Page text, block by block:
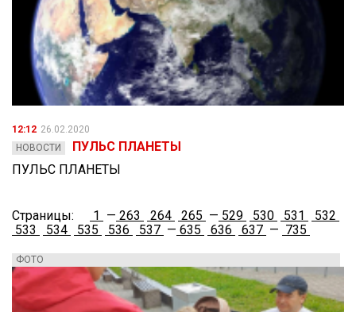
12:12 26.02.2020
НОВОСТИ
ПУЛЬС ПЛАНЕТЫ
ПУЛЬС ПЛАНЕТЫ
Страницы: 1 — 263 264 265 — 529 530 531
532
533
534 535 536 537 — 635 636 637 — 735
ФОТО